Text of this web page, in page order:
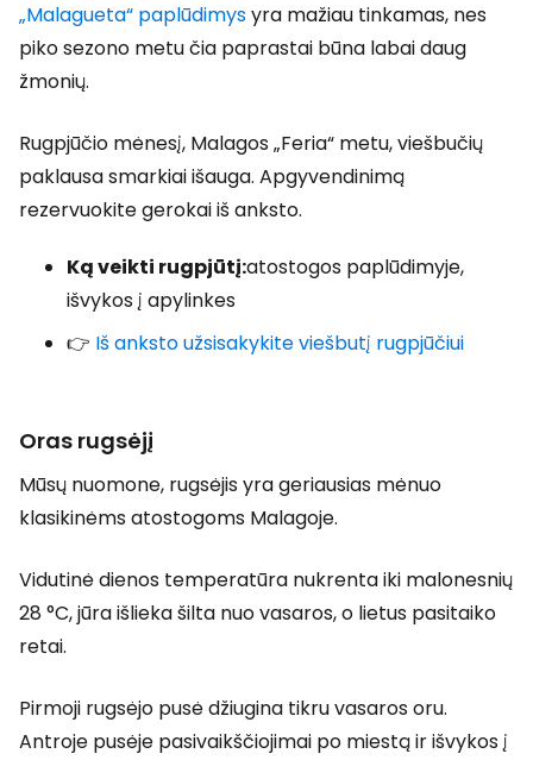
„Malagueta“ paplūdimysyra mažiau tinkamas, nes
piko sezono metu čia paprastai būna labai daug
žmonių.
Rugpjūčio mėnesį, Malagos „Feria“ metu, viešbučių
paklausa smarkiai išauga. Apgyvendinimą
rezervuokite gerokai iš anksto.
Ką veikti rugpjūtį:atostogos paplūdimyje,
išvykos į apylinkes
👉 Iš anksto užsisakykite viešbutį rugpjūčiui
Oras rugsėjį
Mūsų nuomone, rugsėjis yra geriausias mėnuo
klasikinėms atostogoms Malagoje.
Vidutinė dienos temperatūra nukrenta iki malonesnių
28 °C, jūra išlieka šilta nuo vasaros, o lietus pasitaiko
retai.
Pirmoji rugsėjo pusė džiugina tikru vasaros oru.
Antroje pusėje pasivaikščiojimai po miestą ir išvykos į